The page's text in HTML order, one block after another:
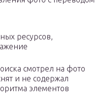
ресурсов,
смотрел на фото
и не содержал
элементов